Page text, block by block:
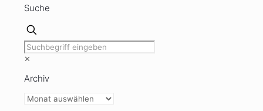
Suche
✕
Archiv
Archiv